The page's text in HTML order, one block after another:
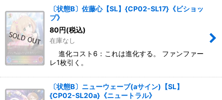
〔状態B〕佐藤心【SL】{CP02-SL17}《ビショッ
プ》
80円(税込)
在庫なし
進化コスト6：これは進化する。 ファンファー
レ1枚引く。
〔状態B〕ニューウェーブ(aサイン)【SL】
{CP02-SL20a}《ニュートラル》